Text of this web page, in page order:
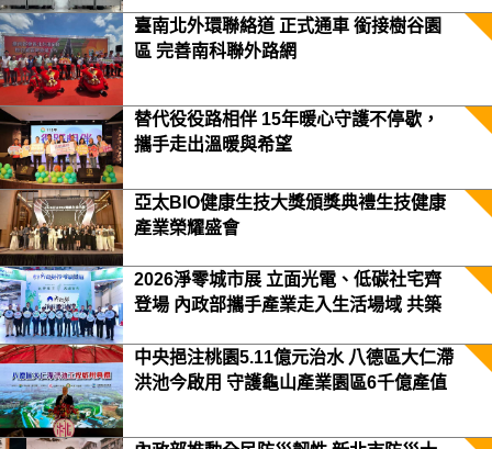
臺南北外環聯絡道 正式通車 銜接樹谷園
區 完善南科聯外路網
替代役役路相伴 15年暖心守護不停歇，
攜手走出溫暖與希望
亞太BIO健康生技大獎頒獎典禮生技健康
產業榮耀盛會
2026淨零城市展 立面光電、低碳社宅齊
登場 內政部攜手產業走入生活場域 共築
中央挹注桃園5.11億元治水 八德區大仁滯
洪池今啟用 守護龜山產業園區6千億產值